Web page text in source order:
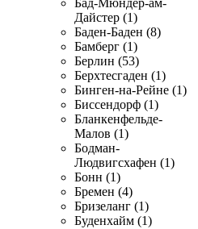
Бад-Мюндер-ам-
Дайстер (1)
Баден-Баден (8)
Бамберг (1)
Берлин (53)
Берхтесгаден (1)
Бинген-на-Рейне (1)
Биссендорф (1)
Бланкенфельде-
Малов (1)
Бодман-
Людвигсхафен (1)
Бонн (1)
Бремен (4)
Бризеланг (1)
Буденхайм (1)